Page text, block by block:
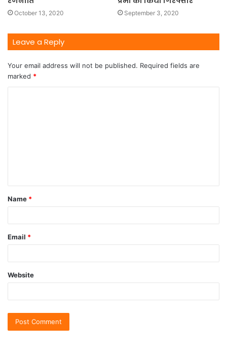
October 13, 2020 September 3, 2020
Leave a Reply
Your email address will not be published. Required fields are
marked *
Name *
Email *
Website